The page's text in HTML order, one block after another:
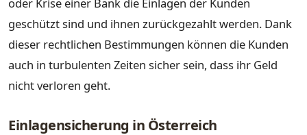
geschützt sind und ihnen zurückgezahlt werden. Dank
dieser rechtlichen Bestimmungen können die Kunden
auch in turbulenten Zeiten sicher sein, dass ihr Geld
nicht verloren geht.
Einlagensicherung in Österreich